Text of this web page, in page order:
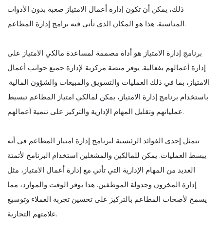
ذلك، يمكن أن تكون إدارة أعمال الامتياز صعبة بدون الأدوات
المناسبة. هذا هو المكان الذي تأتي فيه برامج إدارة المطاعم.
برنامج إدارة الامتياز هو أداة مصممة لمساعدة مالكي الامتياز على
إدارة أعمالهم بفعالية. يوفر منصة مركزية لإدارة جميع جوانب أعمال
الامتياز، بما في ذلك العمليات والتسويق والمبيعات والشؤون المالية.
باستخدام برنامج إدارة الامتياز، يمكن لمالكي امتياز المطاعم تبسيط
عملياتهم وتقليل المهام الإدارية والتركيز على تنمية أعمالهم.
تتمثل إحدى الفوائد الرئيسية لبرنامج إدارة امتياز المطاعم في أنه
يبسط العمليات. يمكن للمالكين والمشغلين استخدام البرنامج لأتمتة
العديد من المهام الإدارية التي تأتي مع إدارة أعمال الامتياز، مثل
إدارة المخزون وجدولة الموظفين. هذا يوفر الوقت والموارد، مما
يسمح لأصحاب المطاعم بالتركيز على تحسين تجربة العملاء وتوسيع
علامتهم التجارية.